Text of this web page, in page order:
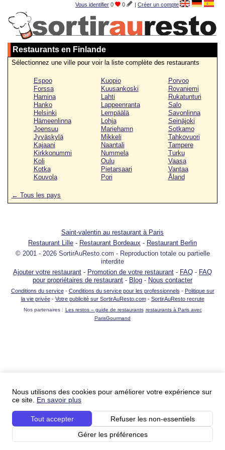
Vous identifier 0 0 | Créer un compte
Restaurants en Finlande
Sélectionnez une ville pour voir la liste complète des restaurants
Espoo
Forssa
Hamina
Hanko
Helsinki
Hämeenlinna
Joensuu
Jyväskylä
Kajaani
Kirkkonummi
Koli
Kotka
Kouvola
Kuopio
Kuusankoski
Lahti
Lappeenranta
Lempäälä
Lohja
Mariehamn
Mikkeli
Naantali
Nummela
Oulu
Pietarsaari
Pori
Porvoo
Rovaniemi
Rukatunturi
Salo
Savonlinna
Seinäjoki
Sotkamo
Tahkovuori
Tampere
Turku
Vaasa
Vantaa
Åland
← Tous les pays
Saint-valentin au restaurant à Paris
Restaurant Lille - Restaurant Bordeaux - Restaurant Berlin
© 2001 - 2026 SortirAuResto.com - Reproduction totale ou partielle
interdite
Ajouter votre restaurant - Promotion de votre restaurant - FAQ - FAQ
pour propriétaires de restaurant - Blog - Nous contacter
Conditions du service- Conditions du service pour les professionnels - Politique sur
la vie privée- Votre publicité sur SortirAuResto.com- SortirAuResto recrute
Nos partenaires : Les restos – guide de restaurants restaurants à Paris avec
ParisGourmand
Nous utilisons des cookies pour améliorer votre expérience sur
ce site. En savoir plus
Tout accepter
Refuser les non-essentiels
Gérer les préférences